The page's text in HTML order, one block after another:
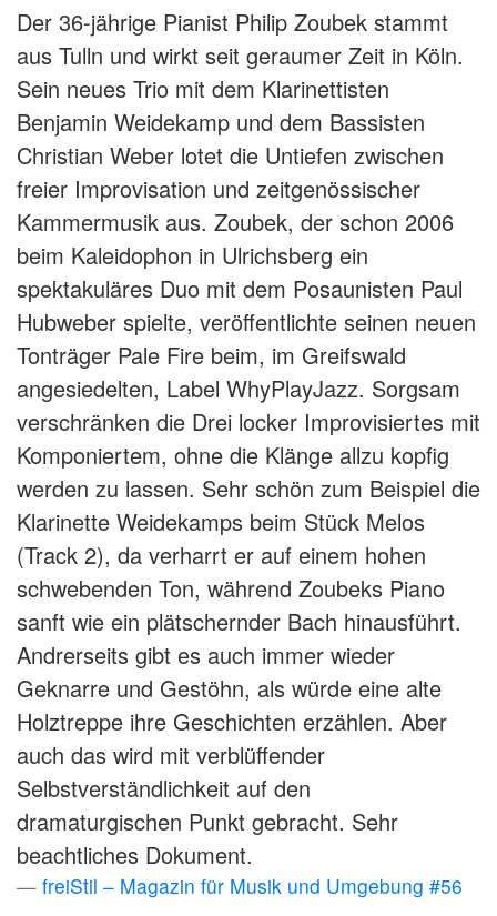
Der 36-jährige Pianist Philip Zoubek stammt
aus Tulln und wirkt seit geraumer Zeit in Köln.
Sein neues Trio mit dem Klarinettisten
Benjamin Weidekamp und dem Bassisten
Christian Weber lotet die Untiefen zwischen
freier Improvisation und zeitgenössischer
Kammermusik aus. Zoubek, der schon 2006
beim Kaleidophon in Ulrichsberg ein
spektakuläres Duo mit dem Posaunisten Paul
Hubweber spielte, veröffentlichte seinen neuen
Tonträger Pale Fire beim, im Greifswald
angesiedelten, Label WhyPlayJazz. Sorgsam
verschränken die Drei locker Improvisiertes mit
Komponiertem, ohne die Klänge allzu kopfig
werden zu lassen. Sehr schön zum Beispiel die
Klarinette Weidekamps beim Stück Melos
(Track 2), da verharrt er auf einem hohen
schwebenden Ton, während Zoubeks Piano
sanft wie ein plätschernder Bach hinausführt.
Andrerseits gibt es auch immer wieder
Geknarre und Gestöhn, als würde eine alte
Holztreppe ihre Geschichten erzählen. Aber
auch das wird mit verblüffender
Selbstverständlichkeit auf den
dramaturgischen Punkt gebracht. Sehr
beachtliches Dokument.
freiStil – Magazin für Musik und Umgebung #56